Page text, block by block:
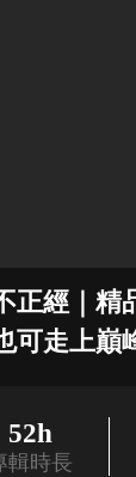
正經｜精
可走上巔
52h
輯時長